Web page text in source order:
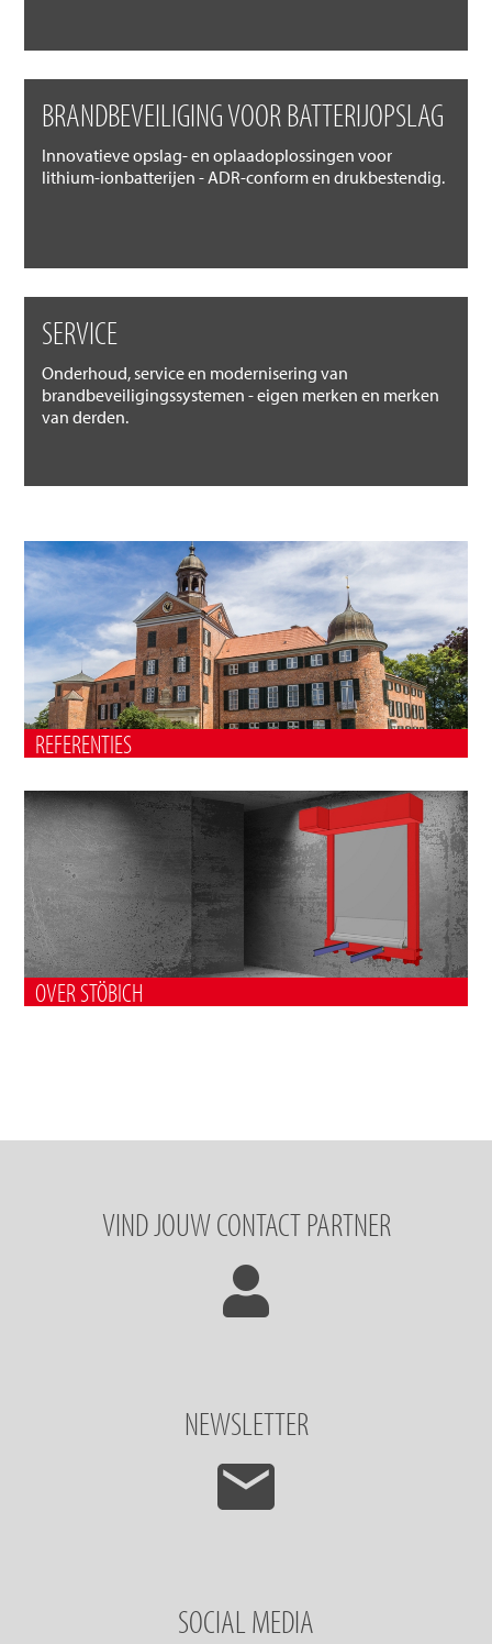
BRANDBEVEILIGING VOOR BATTERIJOPSLAG
Innovatieve opslag- en oplaadoplossingen voor
lithium-ionbatterijen - ADR-conform en drukbestendig.
SERVICE
Onderhoud, service en modernisering van
brandbeveiligingssystemen - eigen merken en merken
van derden.
REFERENTIES
OVER STÖBICH
VIND JOUW CONTACT PARTNER
NEWSLETTER
SOCIAL MEDIA